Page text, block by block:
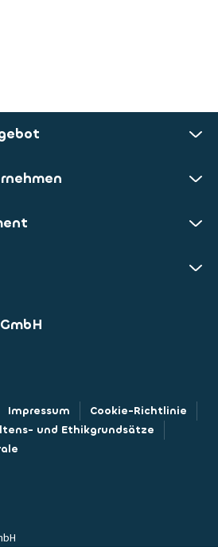
Impressum
Cookie-Richtlinie
und Ethikgrundsätze